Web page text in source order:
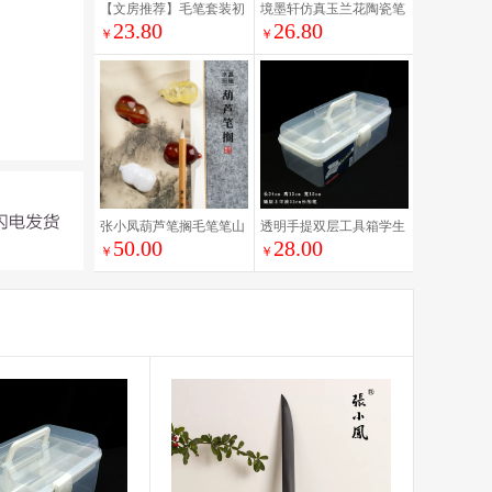
【文房推荐】毛笔套装初
学练习毛笔字入门书法笔
墨纸砚文房四宝 三年级书
法课毛笔套装 国画用具套
￥ 23.80
境墨轩仿真玉兰花陶瓷笔
架笔搁拍摄小道具书房小
装饰品文房四宝毛笔书法
￥ 26.80
张小凤葫芦笔搁毛笔笔山
书法笔架初学者书画用具
文房四宝书法国画砚台文
￥ 50.00
透明手提双层工具箱学生
毛笔字文房四宝纸墨书法
国画水粉美术用具
￥ 28.00